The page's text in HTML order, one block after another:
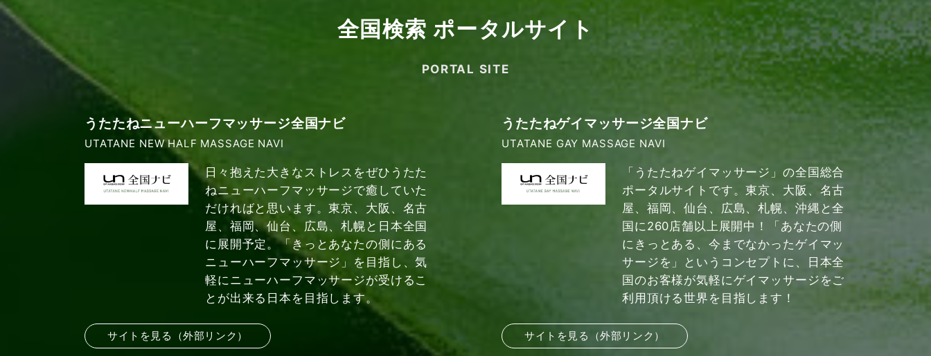
全国検索 ポータルサイト
PORTAL SITE
うたたねニューハーフマッサージ全国ナビ
UTATANE NEW HALF MASSAGE NAVI
日々抱えた大きなストレスをぜひうたた
ねニューハーフマッサージで癒していた
だければと思います。東京、大阪、名古
屋、福岡、仙台、広島、札幌と日本全国
に展開予定。「きっとあなたの側にある
ニューハーフマッサージ」を目指し、気
軽にニューハーフマッサージが受けるこ
とが出来る日本を目指します。
サイトを見る（外部リンク）
うたたねゲイマッサージ全国ナビ
UTATANE GAY MASSAGE NAVI
「うたたねゲイマッサージ」の全国総合
ポータルサイトです。東京、大阪、名古
屋、福岡、仙台、広島、札幌、沖縄と全
国に260店舗以上展開中！「あなたの側
にきっとある、今までなかったゲイマッ
サージを」というコンセプトに、日本全
国のお客様が気軽にゲイマッサージをご
利用頂ける世界を目指します！
サイトを見る（外部リンク）